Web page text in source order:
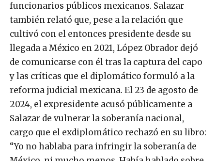
funcionarios públicos mexicanos. Salazar
también relató que, pese a la relación que
cultivó con el entonces presidente desde su
llegada a México en 2021, López Obrador dejó
de comunicarse con él tras la captura del capo
y las críticas que el diplomático formuló a la
reforma judicial mexicana. El 23 de agosto de
2024, el expresidente acusó públicamente a
Salazar de vulnerar la soberanía nacional,
cargo que el exdiplomático rechazó en su libro:
“Yo no hablaba para infringir la soberanía de